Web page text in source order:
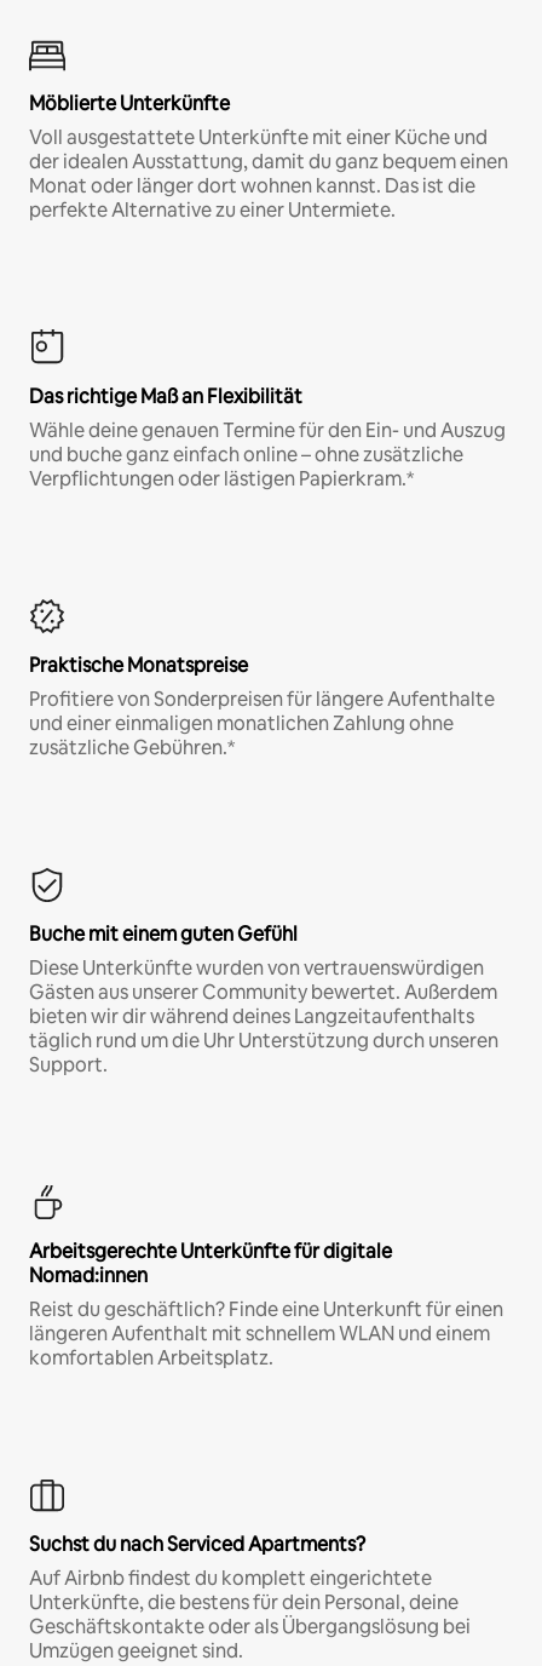
Möblierte Unterkünfte
Voll ausgestattete Unterkünfte mit einer Küche und
der idealen Ausstattung, damit du ganz bequem einen
Monat oder länger dort wohnen kannst. Das ist die
perfekte Alternative zu einer Untermiete.
Das richtige Maß an Flexibilität
Wähle deine genauen Termine für den Ein- und Auszug
und buche ganz einfach online – ohne zusätzliche
Verpflichtungen oder lästigen Papierkram.*
Praktische Monatspreise
Profitiere von Sonderpreisen für längere Aufenthalte
und einer einmaligen monatlichen Zahlung ohne
zusätzliche Gebühren.*
Buche mit einem guten Gefühl
Diese Unterkünfte wurden von vertrauenswürdigen
Gästen aus unserer Community bewertet. Außerdem
bieten wir dir während deines Langzeitaufenthalts
täglich rund um die Uhr Unterstützung durch unseren
Support.
Arbeitsgerechte Unterkünfte für digitale
Nomad:innen
Reist du geschäftlich? Finde eine Unterkunft für einen
längeren Aufenthalt mit schnellem WLAN und einem
komfortablen Arbeitsplatz.
Suchst du nach Serviced Apartments?
Auf Airbnb findest du komplett eingerichtete
Unterkünfte, die bestens für dein Personal, deine
Geschäftskontakte oder als Übergangslösung bei
Umzügen geeignet sind.